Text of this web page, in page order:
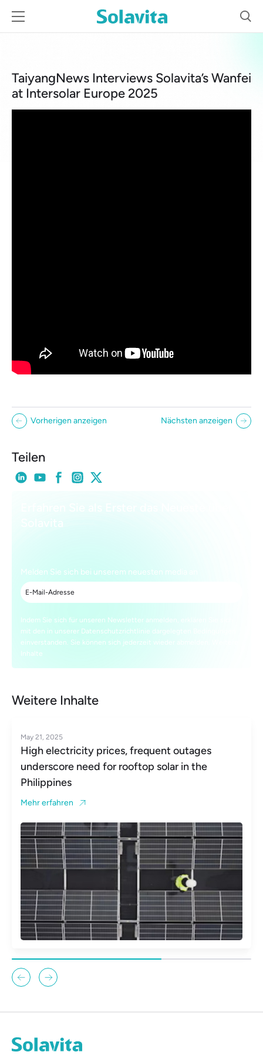
TaiyangNews Interviews Solavita’s Wanfei
at Intersolar Europe 2025
Vorherigen anzeigen Nächsten anzeigen
Teilen
Solavita
Melden Sie sich bei unserem neuesten media an
Indem Sie sich für unseren Newsletter anmelden, erklären Sie sich
mit den in unserer Datenschutzrichtlinie dargelegten Bedingungen
einverstanden. Sie können sich jederzeit wieder abmelden. Weitere
Inhalte
Weitere Inhalte
May 21, 2025
High electricity prices, frequent outages
underscore need for rooftop solar in the
Philippines
Mehr erfahren